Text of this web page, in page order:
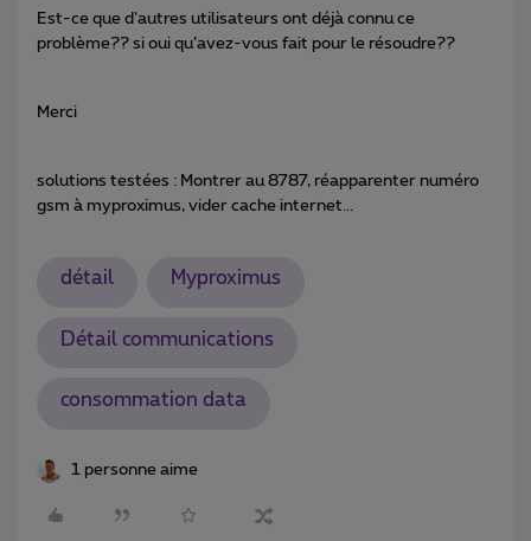
Est-ce que d’autres utilisateurs ont déjà connu ce
problème?? si oui qu’avez-vous fait pour le résoudre??
Merci
solutions testées : Montrer au 8787, réapparenter numéro
gsm à myproximus, vider cache internet...
détail Myproximus
Détail communications
consommation data
1 personne aime